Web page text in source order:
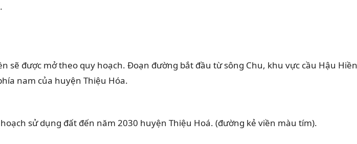
vệ tinh.
sẽ được mở theo quy hoạch. Đoạn đường bắt đầu từ sông Chu, khu vực cầu Hậu Hiền
nam của huyện Thiệu Hóa.
hoạch sử dụng đất đến năm 2030 huyện Thiệu Hoá. (đường kẻ viền màu tím).